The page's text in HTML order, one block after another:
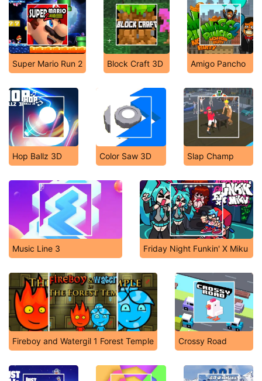
Super Mario Run 2 Block Craft 3D Amigo Pancho
Hop Ballz 3D Color Saw 3D Slap Champ
Music Line 3 Friday Night Funkin' X Miku
Fireboy and Watergil 1 Forest Temple Crossy Road